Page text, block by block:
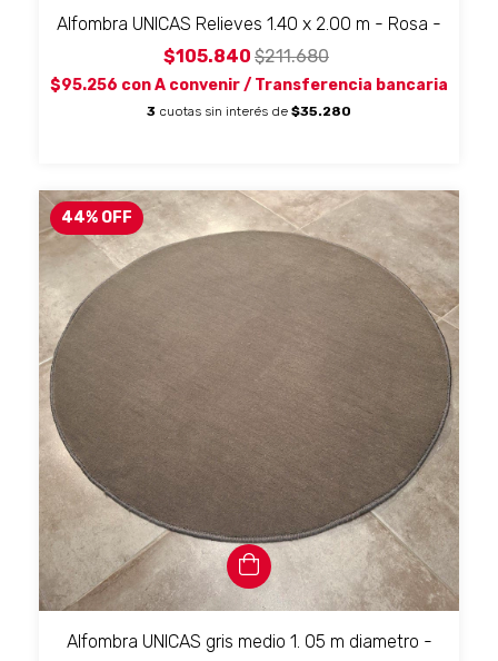
Alfombra UNICAS Relieves 1.40 x 2.00 m - Rosa -
$105.840 $211.680
$95.256 conA convenir / Transferencia bancaria
3 cuotas sin interés de $35.280
44% OFF
Alfombra UNICAS gris medio 1. 05 m diametro -